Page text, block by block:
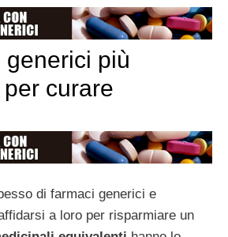
generici più
curare
di farmaci generici e
a loro per risparmiare un